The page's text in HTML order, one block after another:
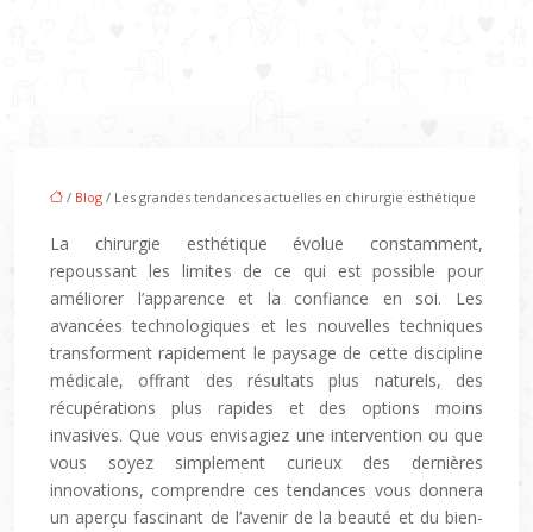
/ Blog / Les grandes tendances actuelles en chirurgie esthétique
La chirurgie esthétique évolue constamment,
repoussant les limites de ce qui est possible pour
améliorer l’apparence et la confiance en soi. Les
avancées technologiques et les nouvelles techniques
transforment rapidement le paysage de cette discipline
médicale, offrant des résultats plus naturels, des
récupérations plus rapides et des options moins
invasives. Que vous envisagiez une intervention ou que
vous soyez simplement curieux des dernières
innovations, comprendre ces tendances vous donnera
un aperçu fascinant de l’avenir de la beauté et du bien-